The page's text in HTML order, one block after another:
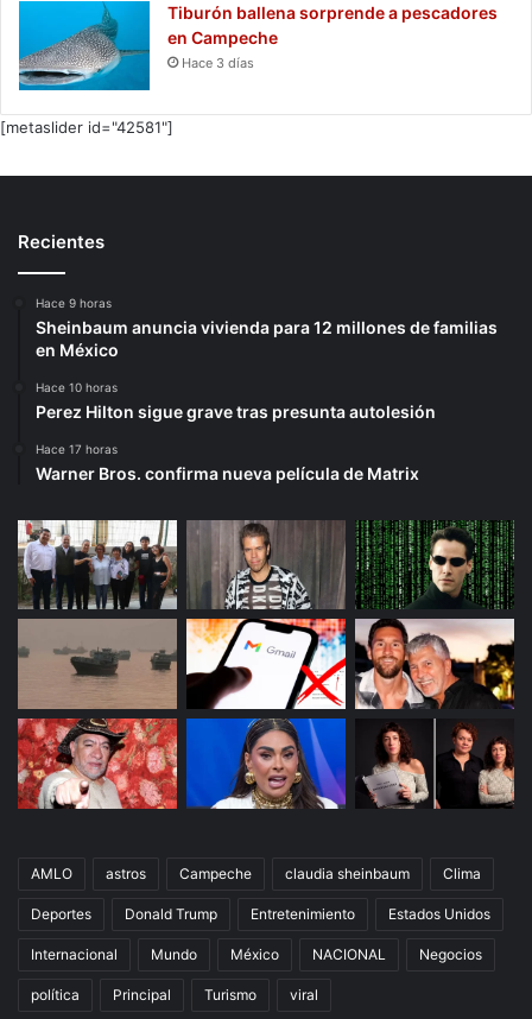
Tiburón ballena sorprende a pescadores
en Campeche
Hace 3 días
[metaslider id="42581"]
Recientes
Hace 9 horas
Sheinbaum anuncia vivienda para 12 millones de familias
en México
Hace 10 horas
Perez Hilton sigue grave tras presunta autolesión
Hace 17 horas
Warner Bros. confirma nueva película de Matrix
AMLO astros Campeche claudia sheinbaum Clima
Deportes Donald Trump Entretenimiento Estados Unidos
Internacional Mundo México NACIONAL Negocios
política Principal Turismo viral